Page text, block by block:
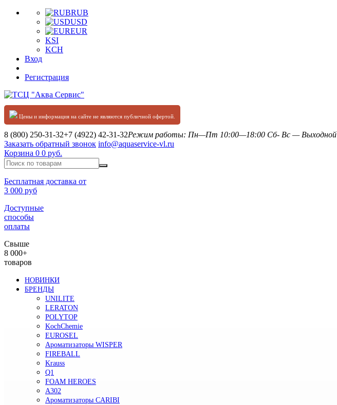
RUB
USD
EUR
KSI
KCH
Вход
Регистрация
Цены и информация на сайте не являются публичной офертой.
8 (800) 250-31-32+7 (4922) 42-31-32Режим работы: Пн—Пт 10:00—18:00 Сб- Вс — Выходной
Заказать обратный звонок info@aquaservice-vl.ru
Корзина 0 0 руб.
Бесплатная доставка от
3 000 руб
Доступные
способы
оплаты
Свыше
8 000+
товаров
НОВИНКИ
БРЕНДЫ
UNILITE
LERATON
POLYTOP
KochChemie
EUROSEL
Ароматизаторы WISPER
FIREBALL
Krauss
Q1
FOAM HEROES
A302
Ароматизаторы CARIBI